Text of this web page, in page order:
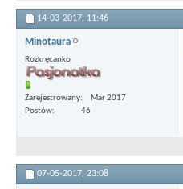
14-03-2017, 11:46
Minotaura
Rozkręcanko
Zarejestrowany
Mar 2017
Postów
46
07-05-2017, 23:08